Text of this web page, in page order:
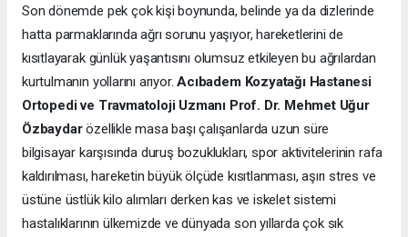
Son dönemde pek çok kişi boynunda, belinde ya da dizlerinde
hatta parmaklarında ağrı sorunu yaşıyor, hareketlerini de
kısıtlayarak günlük yaşantısını olumsuz etkileyen bu ağrılardan
kurtulmanın yollarını arıyor.Acıbadem Kozyatağı Hastanesi
Ortopedi ve Travmatoloji Uzmanı Prof. Dr. Mehmet Uğur
Özbaydarözellikle masa başı çalışanlarda uzun süre
bilgisayar karşısında duruş bozuklukları, spor aktivitelerinin rafa
kaldırılması, hareketin büyük ölçüde kısıtlanması, aşırı stres ve
üstüne üstlük kilo alımları derken kas ve iskelet sistemi
hastalıklarının ülkemizde ve dünyada son yıllarda çok sık